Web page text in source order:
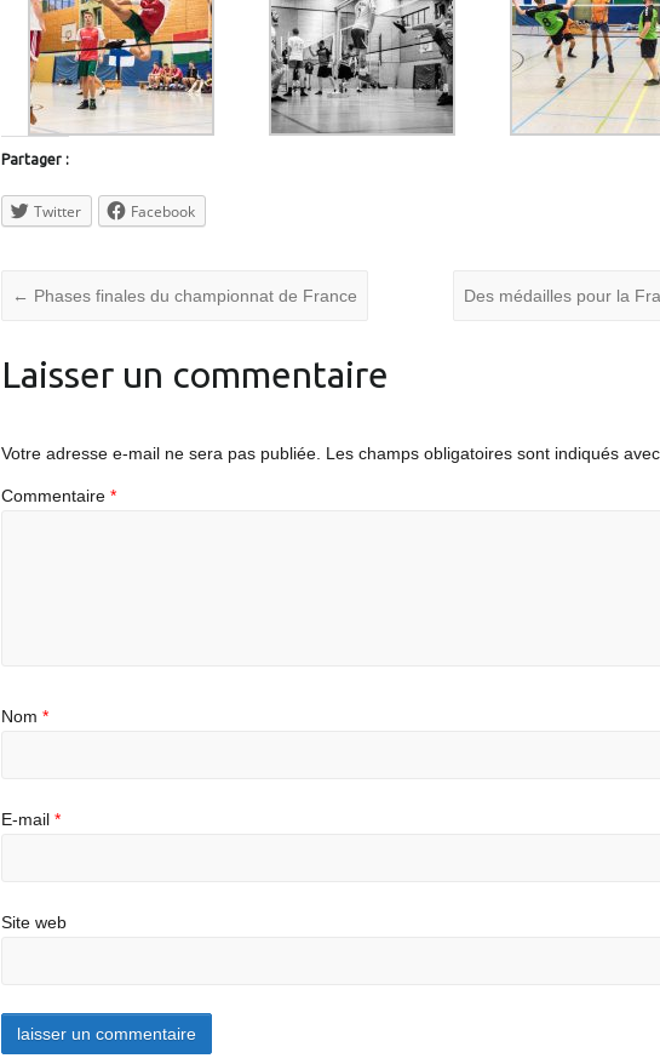
Partager :
Twitter Facebook
← Phases finales du championnat de France Des médailles pour la
Laisser un commentaire
Votre adresse e-mail ne sera pas publiée. Les champs obligatoires sont indiqués avec
Commentaire *
Nom *
E-mail *
Site web